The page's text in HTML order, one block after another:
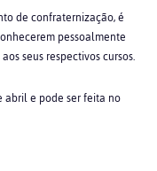
de confraternização, é
pessoalmente
seus respectivos cursos.
abril e pode ser feita no